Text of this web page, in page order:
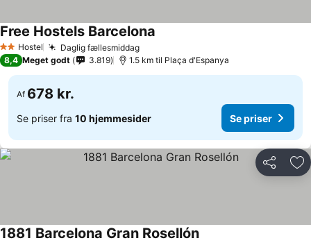
2 Stjerner
Hostel Daglig fællesmiddag
Free Hostels Barcelona
8,4 Meget godt 3.819 1.5 km til Plaça d'Espanya
Af 678 kr.
Se priser fra 10 hjemmesider Se priser
Del
1881 Barcelona Gran Rosellón